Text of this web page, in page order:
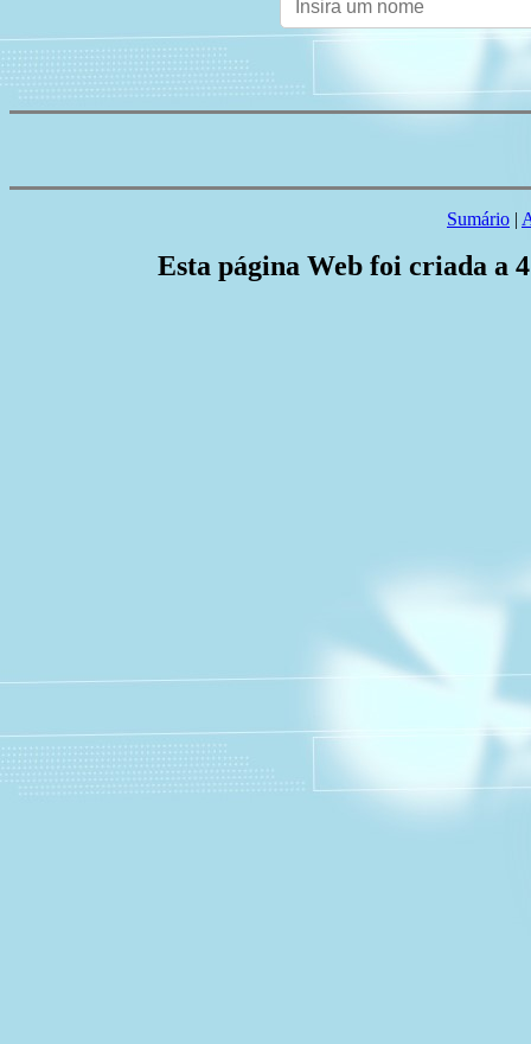
Sumário |
Esta página Web foi criada a